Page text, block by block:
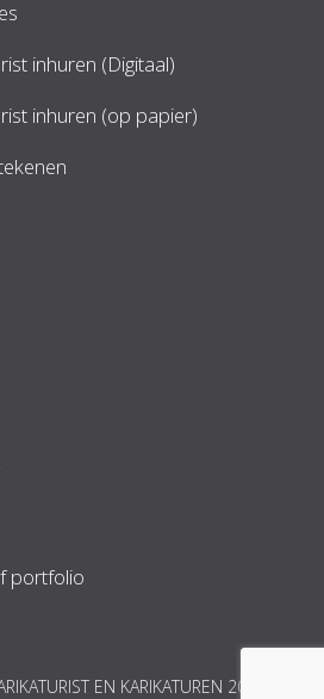
inhuren (Digitaal)
inhuren (op papier)
portfolio
EN KARIKATUREN 2026.